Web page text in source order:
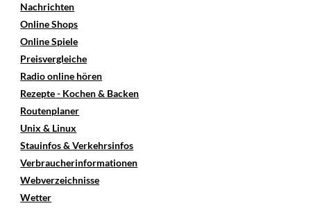
Nachrichten
Online Shops
Online Spiele
Preisvergleiche
Radio online hören
Rezepte - Kochen & Backen
Routenplaner
Unix & Linux
Stauinfos & Verkehrsinfos
Verbraucherinformationen
Webverzeichnisse
Wetter